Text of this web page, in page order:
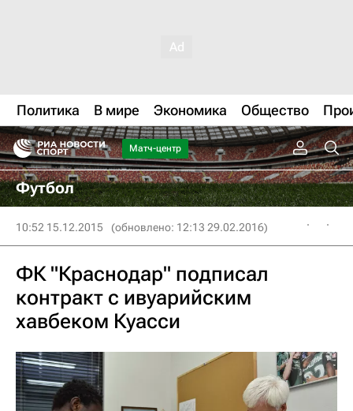
Политика В мире Экономика Общество
Матч-центр
Футбол
10:52 15.12.2015 (обновлено: 12:13 29.02.2016)
ФК "Краснодар" подписал
контракт с ивуарийским
хавбеком Куасси